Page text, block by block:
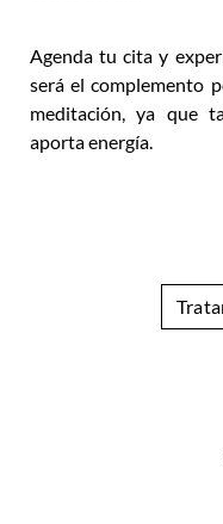
Agenda tu cita y
será el complemento
meditación, ya que
aporta energía.